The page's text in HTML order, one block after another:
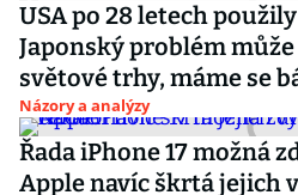
USA po 28 letech
Japonský problém
světové trhy, máme se
Názory a analýzy
Řada iPhone 17 možná
Apple navíc škrtá jejich